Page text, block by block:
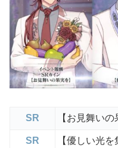
SR 【お見舞い
SR 【優しい光